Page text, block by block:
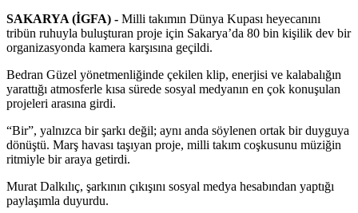
SAKARYA (İGFA) - Milli takımın Dünya Kupası heyecanını
tribün ruhuyla buluşturan proje için Sakarya’da 80 bin kişilik dev bir
organizasyonda kamera karşısına geçildi.
Bedran Güzel yönetmenliğinde çekilen klip, enerjisi ve kalabalığın
yarattığı atmosferle kısa sürede sosyal medyanın en çok konuşulan
projeleri arasına girdi.
“Bir”, yalnızca bir şarkı değil; aynı anda söylenen ortak bir duyguya
dönüştü. Marş havası taşıyan proje, milli takım coşkusunu müziğin
ritmiyle bir araya getirdi.
Murat Dalkılıç, şarkının çıkışını sosyal medya hesabından yaptığı
paylaşımla duyurdu.